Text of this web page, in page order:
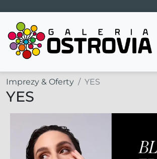
Main Navigation
Imprezy & Oferty YES
YES